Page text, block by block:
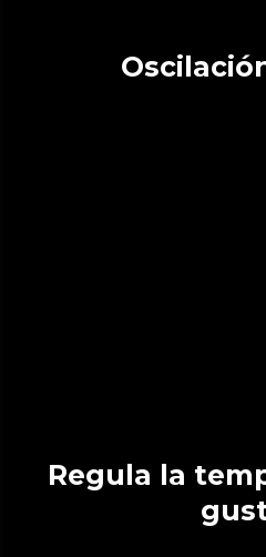
Regula la temperatura a tu